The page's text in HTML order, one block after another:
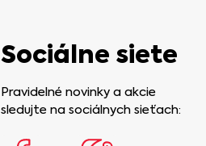
Sociálne siete
Pravidelné novinky a akcie
sledujte na sociálnych sieťach: